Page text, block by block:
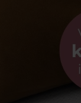
Det handler
Der er så
på markedet
har du
hvilket
eller type
inddele vores
størrelser,